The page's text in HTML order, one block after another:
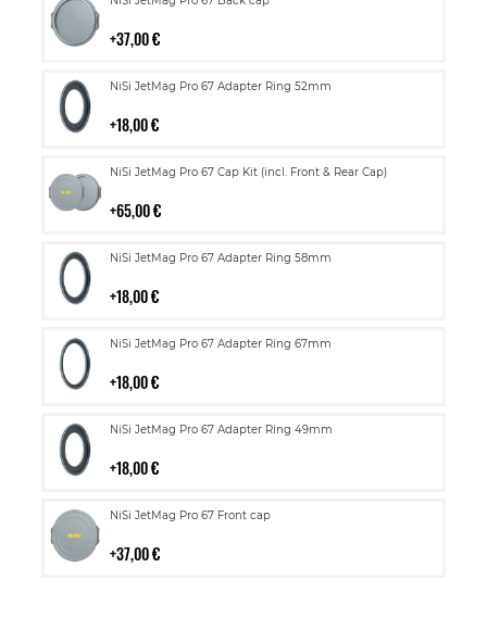
37,00 €
NiSi JetMag Pro 67 Adapter Ring 52mm
18,00 €
Lisää
NiSi JetMag Pro 67 Cap Kit (incl. Front & Rear Cap)
65,00 €
Lisää
NiSi JetMag Pro 67 Adapter Ring 58mm
18,00 €
Lisää
NiSi JetMag Pro 67 Adapter Ring 67mm
18,00 €
Lisää
NiSi JetMag Pro 67 Adapter Ring 49mm
18,00 €
Lisää
NiSi JetMag Pro 67 Front cap
37,00 €
Lisää